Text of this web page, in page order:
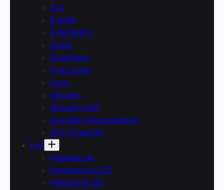
ELV
Eufylife
EURONICS
expert
FloraPrima
Foot Locker
Geox
Groupon
Groupon UAE
Guenther Klassenlotterie
GVV Direkt DE
H-K
Hagebau.de
Handyservice DE
HelloFresh DE